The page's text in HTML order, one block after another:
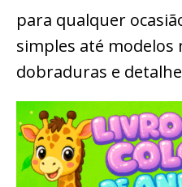
para qualquer
simples até modelos
dobraduras e